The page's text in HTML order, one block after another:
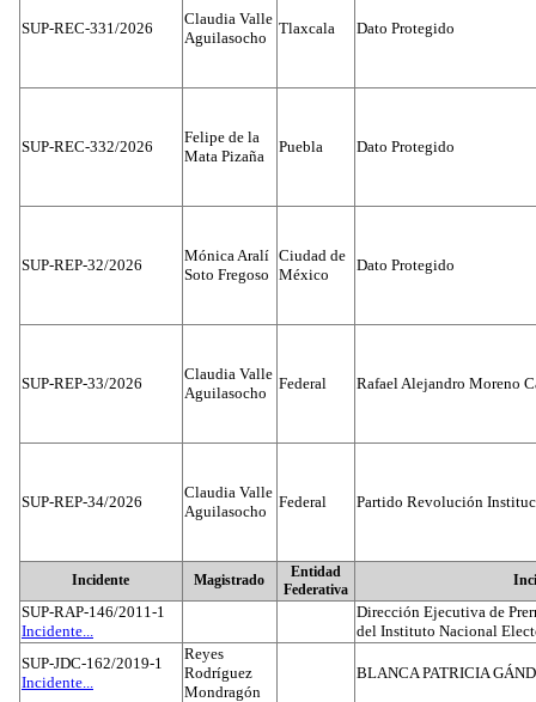
SUP-REC-331/2026
Claudia Valle
Aguilasocho
Tlaxcala Dato Protegido
SUP-REC-332/2026
Felipe de la
Mata Pizaña
Puebla Dato Protegido
SUP-REP-32/2026
Mónica Aralí
Soto Fregoso
Ciudad de
México
Dato Protegido
SUP-REP-33/2026
Claudia Valle
Aguilasocho
Federal Rafael Alejandro Moreno
SUP-REP-34/2026
Claudia Valle
Aguilasocho
Federal Partido Revolución
Incidente Magistrado
Entidad
Federativa
SUP-RAP-146/2011-1
Incidente...
Dirección Ejecutiva de
del Instituto Nacional
SUP-JDC-162/2019-1
Incidente...
Reyes
Rodríguez
Mondragón
BLANCA PATRICIA